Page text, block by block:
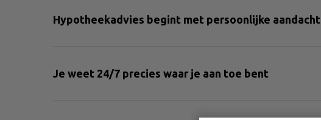
Hypotheekadvies begint met persoonlijke aandacht
Je weet 24/7 precies waar je aan toe bent